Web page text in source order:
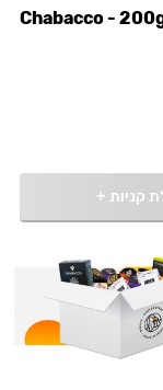
Chabacco -
קניות +